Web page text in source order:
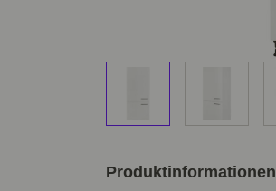
Produktinformationen